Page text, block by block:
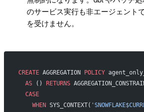
のサービス実行も非エージェント
を受けません。
CREATE AGGREGATION POLICY
  AS
() RETURNS
  CASE
    WHEN
SYS_CONTEXT(